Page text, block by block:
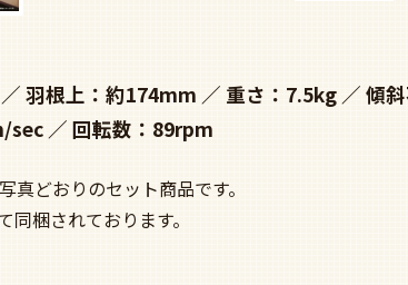
羽根上：約174mm 重さ：7.5kg
傾
sec 回転数：89rpm
真どおりのセット商品です。
梱されております。